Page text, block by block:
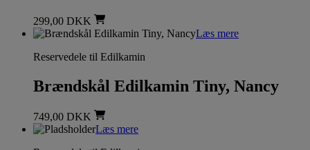
299,00 DKK
Læs mere
Reservedele til Edilkamin
Brændskål Edilkamin Tiny, Nancy
749,00 DKK
Læs mere